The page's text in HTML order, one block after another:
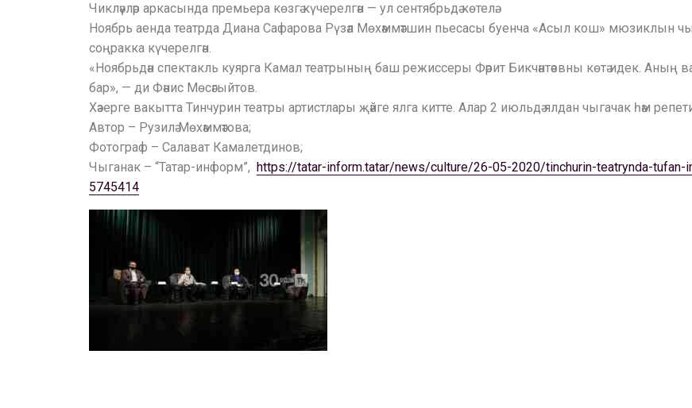
Чикләүләр аркасында премьера көзгә күчерелгән — ул сентябрьдә көтелә.
Ноябрь аенда театрда Диана Сафарова Рүзәл Мөхәммәтшин пьесасы буенча «Асыл кош» мюзиклын
соңракка күчерелгән.
«Ноябрьдән спектакль куярга Камал театрының баш режиссеры Фәрит Бикчәнтәевны көтә идек. Аның
бар», — ди Фәнис Мөсәгыйтов.
Хәзерге вакытта Тинчурин театры артистлары җәйге ялга китте. Алар 2 июльдә ялдан чыгачак һәм
Автор – Рузилә Мөхәммәтова;
Фотограф – Салават Камалетдинов;
Чыганак – “Татар-информ”, https://tatar-inform.tatar/news/culture/26-05-2020/tinchurin-teatrynda-
5745414